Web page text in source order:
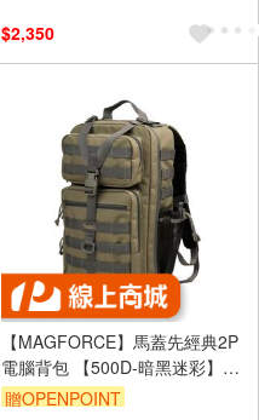
$2,350
【MAGFORCE】馬蓋先經典2P
電腦背包 【500D-暗黑迷彩】戰
贈OPENPOINT